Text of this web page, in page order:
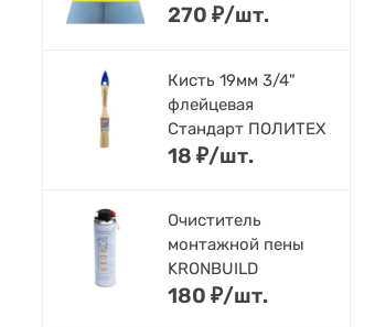
270 ₽/шт.
Кисть 19мм 3/4"
флейцевая
Стандарт ПОЛИТЕХ
18 ₽/шт.
Очиститель
монтажной пены
KRONBUILD
180 ₽/шт.